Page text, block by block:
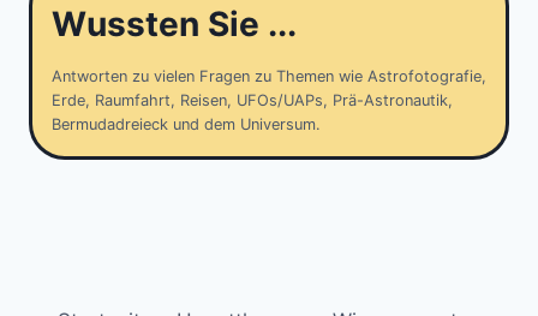
Wussten Sie ...
Antworten zu vielen Fragen zu Themen wie Astrofotografie,
Erde, Raumfahrt, Reisen, UFOs/UAPs, Prä-Astronautik,
Bermudadreieck und dem Universum.